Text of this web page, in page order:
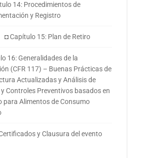
14: Procedimientos de
y Registro
◘ Capítulo 15: Plan de Retiro
16: Generalidades de la
(CFR 117) – Buenas Prácticas de
Actualizadas y Análisis de
Controles Preventivos basados en
para Alimentos de Consumo
y Clausura del evento